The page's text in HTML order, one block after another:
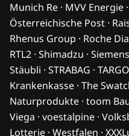
Munich Re · MVV Energie ·
Österreichische Post ·
Rhenus Group · Roche
RTL2 · Shimadzu ·
Stäubli · STRABAG ·
Krankenkasse · The
Naturprodukte · toom
Viega · voestalpine ·
Lotterie · Westfalen ·